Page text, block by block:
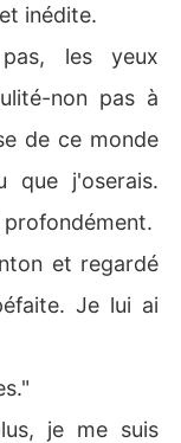
inédite.
les yeux
non pas à
de ce monde
que j'oserais.
profondément.
et regardé
Je lui ai
je me suis